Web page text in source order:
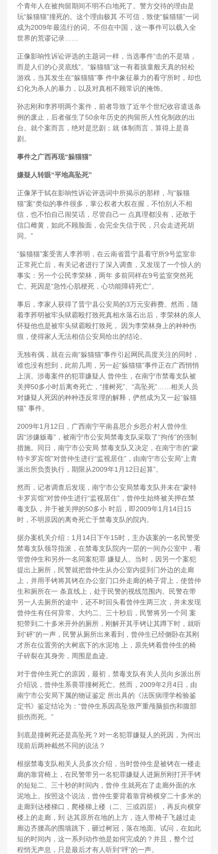
个青年人在被拘留期间不明不白地死了。警方交待的理由是
玩“躲猫猫”撞死的。这个理由极其 不可信，致使“躲猫猫”一词
成为2009年最流行的词。不但在中国，这一事件可以载入全
世界的荒谬记录……
正像影响性诉讼评选的主题词一样，当选事件“击的不是墙，
而是人们的心灵底线”。“躲猫猫”这一有着孩童般天真的轻松
游戏，当其发生在“躲猫猫”事 件中象征暴力的看守所时，却也
幻化为杀人的暴力，以及对真相不顾常识的掩饰。
孙志刚和李荞明两个案件，前者导致了近半个世纪收容遣送条
例的废止，后者催生了50余年历史的拘留所人性化制政的出
台。就个案而言，绝对是悲剧；就 体制而言，算得上是喜
剧。
事件之广西再现“躲猫猫”
嫌疑人转眼“平地高坠死”
正像茅于轼在影响性诉讼评选词中所揭示的那样，与“躲猫
猫”案“类似的事件很多，掌公权者大权在握，不怕别人不相
信，也不怕自己闹笑话，尽管自己一 点真理都没有，还敢于
信口雌黄，如此不顾脸面，会完全失信于民，只会走进死胡
同。”
“躲猫猫”案受害人李荞明，在云南省晋宁县看守所9号监室非
正常死亡后，有关记者进行了深入调查，又发现了一个惊人的
事实：另一个公民李荣林，两年 多前同样在9号监室突然死
亡。死因是“急性心肌梗死，心功能障碍死亡”。
事后，李家人获得了晋宁县公安局的3万元安葬费。然而，随
着李荞明被牢头狱霸殴打致死真相水落石出后，李荣林的亲人
怀疑他也是被牢头狱霸殴打致死， 因为李荣林身上的种种伤
痕，使得家人无法相信公安局给出的结论。
无独有偶，就在云南“躲猫猫”事件引起网民高度关注的同时，
谁也没有想到，此前几周，另一起“躲猫猫”事件正在广西悄悄
上演。涉毒案件的犯罪嫌疑人 曾仲生，在南宁市禁毒支队被
关押50多小时后离奇死亡，“撞树死”、“高坠死”……相关人员
对嫌疑人死因的种种违反常理的解释，俨然成为又一起“躲猫
猫” 事件。
2009年1月12日，广西南宁平南县思介乡思介村人曾仲生
因“涉嫌贩毒”，被南宁市公安局禁毒支队采取了“拘传”的强制
措施。同日，南宁市公安局 禁毒支队又决定，在南宁市的“蒙
特卡罗宾馆”对曾仲生进行“监视居住”，由南宁市公安局“上青
派出所负责执行，期限从2009年1月12日起算”。
然而，记者调查后发现，南宁市公安局禁毒支队并未在“蒙特
卡罗宾馆”对曾仲生进行“监视居住”，曾仲生始终被关押在禁
毒支队，并于被关押的50多小 时后，即2009年1月14日15
时，不明原因的离奇死亡于禁毒支队的院内。
据办案机关介绍：1月14日下午15时，主办该案的一名民警受
禁毒支队领导指派，在禁毒支队院内一层的一间办公室中，看
管曾仲生和另外一名同案犯罪 嫌疑人。当时，因另一个案犯
提出上厕所，民警就把曾仲生从办公室内提到门外边的走廊
上，并用手铐将其铐在办公室门口外走廊的椅子背上，使曾仲
生和厕所在一 条直线上，处于民警的视线范围内。民警在带
另一人去厕所的途中，还不时回头看曾仲生两三次，并未发现
曾仲生有任何异常。大约二、三十秒后，民警将另一个同 案
犯带到二十多米开外的厕所，刚解开其手铐让其蹲下时，就听
到“砰”的一声，民警从厕所出来看到，曾仲生已经侧卧在其刚
才所在位置旁的大树底下的水泥地 上，原先铐着曾仲生的椅
子碎裂在其身旁，周围是血迹。
对于曾仲生死亡的原因，最初，禁毒支队有关人员向乡派出所
介绍说，曾仲生系畏罪撞树死亡。然而，2009年2月4日，由
南宁市公安局下属的物证鉴定 所出具的《法医病理学检验鉴
定书》鉴定结论为：“曾仲生系因高坠致严重颅脑损伤和腹部
损伤而死。”
到底是撞树死还是高坠死？对一名犯罪嫌疑人的死因，为何出
现前后两种截然不同的说法？
根据禁毒支队相关人员多次介绍，当时曾仲生是被铐在一楼走
廊的靠背椅上，在民警带另一名犯罪嫌疑人进厕所刚打开手铐
的短短二、三十秒的时间内，曾仲 生就死在了走廊外面的水
泥地上。按照这个说法，曾仲生要背着靠背椅横穿二十多米的
走廊到达楼梯口，爬楼梯上楼（二、三或四层），再反向横穿
楼上的走廊，到 达其原所在地的上方，连人带椅子飞越过走
廊边齐腰高的围墙跳下，砸过树冠，落在地面。试问，在如此
短的时间内，这一系列动作他是如何完成的？并且，整个过
程悄无声息，只是最后才有人听到“呯”的一声。